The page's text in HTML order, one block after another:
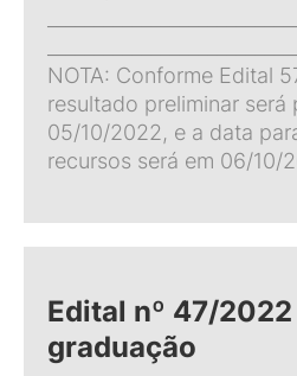
NOTA: Conforme Edital
resultado preliminar será
05/10/2022, e a data
recursos será em 06/10/
Edital nº 47/
graduação